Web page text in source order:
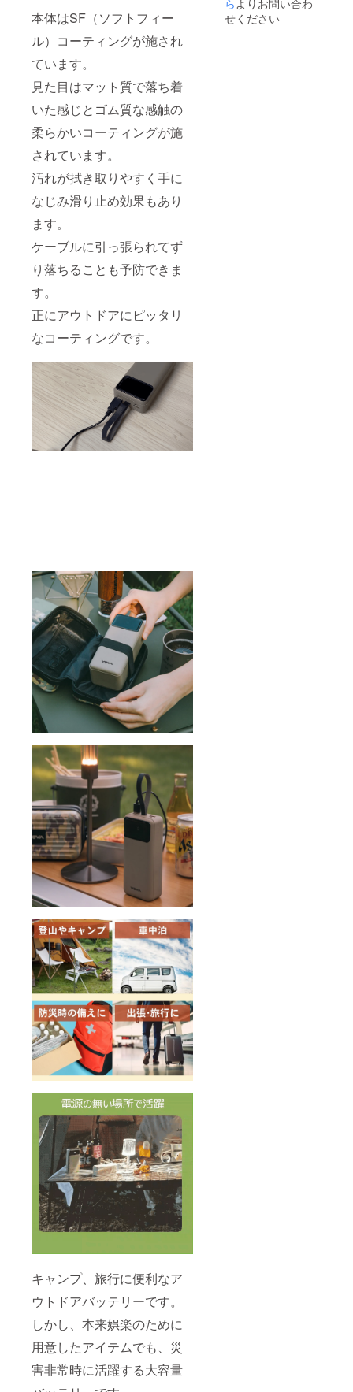
本体はSF（ソフトフィー
ル）コーティングが施され
ています。
見た目はマット質で落ち着
いた感じとゴム質な感触の
柔らかいコーティングが施
されています。
汚れが拭き取りやすく手に
なじみ滑り止め効果もあり
ます。
ケーブルに引っ張られてず
り落ちることも予防できま
す。
正にアウトドアにピッタリ
なコーティングです。
キャンプ、旅行に便利なア
ウトドアバッテリーです。
しかし、本来娯楽のために
用意したアイテムでも、災
害非常時に活躍する大容量
す。
状況、
使用部
せください